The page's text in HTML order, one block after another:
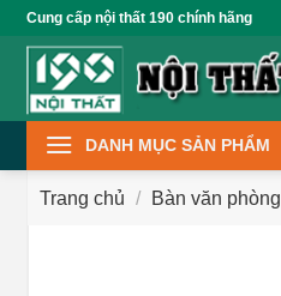
qua
dung
Cung cấp nội thất 190 chính hãng
DANH MỤC SẢN PHẨM
Trang chủ / Bàn văn phòng